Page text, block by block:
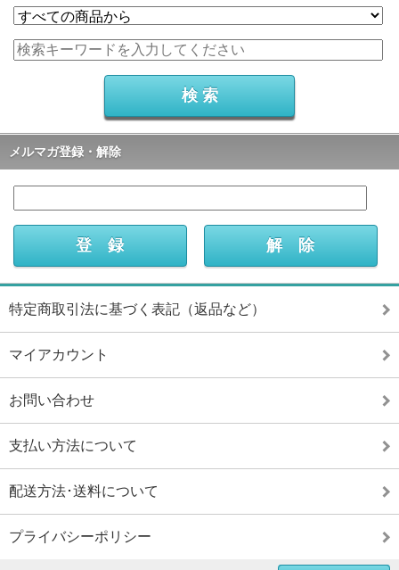
メルマガ登録・解除
特定商取引法に基づく表記（返品など）
マイアカウント
お問い合わせ
支払い方法について
配送方法･送料について
プライバシーポリシー